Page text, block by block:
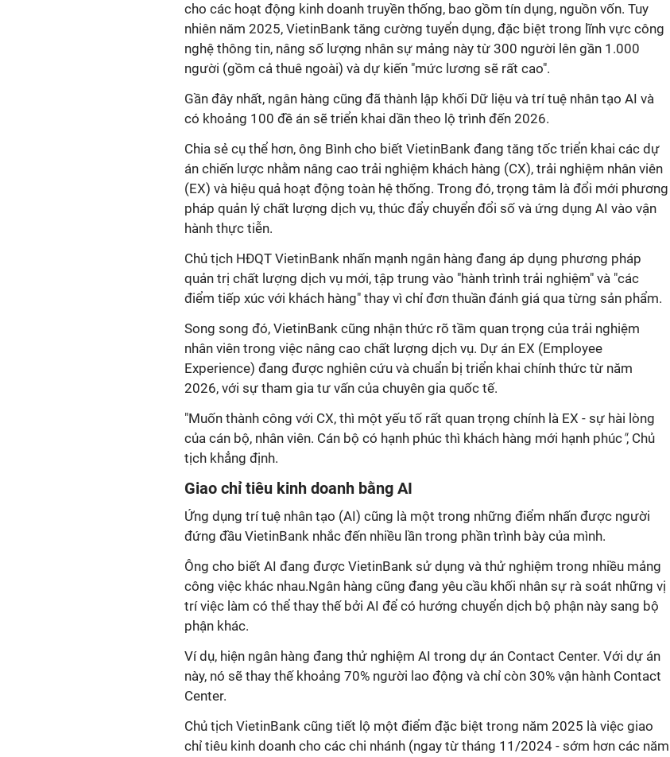
cho các hoạt động kinh doanh truyền thống, bao gồm tín dụng, nguồn vốn. Tuy
nhiên năm 2025, VietinBank tăng cường tuyển dụng, đặc biệt trong lĩnh vực công
nghệ thông tin, nâng số lượng nhân sự mảng này từ 300 người lên gần 1.000
người (gồm cả thuê ngoài) và dự kiến "mức lương sẽ rất cao".
Gần đây nhất, ngân hàng cũng đã thành lập khối Dữ liệu và trí tuệ nhân tạo AI và
có khoảng 100 đề án sẽ triển khai dần theo lộ trình đến 2026.
Chia sẻ cụ thể hơn, ông Bình cho biết VietinBank đang tăng tốc triển khai các dự
án chiến lược nhằm nâng cao trải nghiệm khách hàng (CX), trải nghiệm nhân viên
(EX) và hiệu quả hoạt động toàn hệ thống. Trong đó, trọng tâm là đổi mới phương
pháp quản lý chất lượng dịch vụ, thúc đẩy chuyển đổi số và ứng dụng AI vào vận
hành thực tiễn.
Chủ tịch HĐQT VietinBank nhấn mạnh ngân hàng đang áp dụng phương pháp
quản trị chất lượng dịch vụ mới, tập trung vào "hành trình trải nghiệm" và "các
điểm tiếp xúc với khách hàng" thay vì chỉ đơn thuần đánh giá qua từng sản phẩm.
Song song đó, VietinBank cũng nhận thức rõ tầm quan trọng của trải nghiệm
nhân viên trong việc nâng cao chất lượng dịch vụ. Dự án EX (Employee
Experience) đang được nghiên cứu và chuẩn bị triển khai chính thức từ năm
2026, với sự tham gia tư vấn của chuyên gia quốc tế.
"Muốn thành công với CX, thì một yếu tố rất quan trọng chính là EX - sự hài lòng
của cán bộ, nhân viên. Cán bộ có hạnh phúc thì khách hàng mới hạnh phúc", Chủ
tịch khẳng định.
Giao chỉ tiêu kinh doanh bằng AI
Ứng dụng trí tuệ nhân tạo (AI) cũng là một trong những điểm nhấn được người
đứng đầu VietinBank nhắc đến nhiều lần trong phần trình bày của mình.
Ông cho biết AI đang được VietinBank sử dụng và thử nghiệm trong nhiều mảng
công việc khác nhau.Ngân hàng cũng đang yêu cầu khối nhân sự rà soát những vị
trí việc làm có thể thay thế bởi AI để có hướng chuyển dịch bộ phận này sang bộ
phận khác.
Ví dụ, hiện ngân hàng đang thử nghiệm AI trong dự án Contact Center. Với dự án
này, nó sẽ thay thế khoảng 70% người lao động và chỉ còn 30% vận hành Contact
Center.
Chủ tịch VietinBank cũng tiết lộ một điểm đặc biệt trong năm 2025 là việc giao
chỉ tiêu kinh doanh cho các chi nhánh (ngay từ tháng 11/2024 - sớm hơn các năm